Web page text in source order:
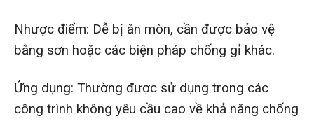
Nhược điểm: Dễ bị ăn mòn, cần được bảo vệ
bằng sơn hoặc các biện pháp chống gỉ khác.
Ứng dụng: Thường được sử dụng trong các
công trình không yêu cầu cao về khả năng chống